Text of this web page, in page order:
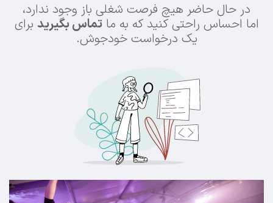
در حال حاضر هیچ فرصت شغلی باز وجود ندارد،
اما احساس راحتی کنید که به ماتماس بگیرید برای
یک درخواست خودجوش.